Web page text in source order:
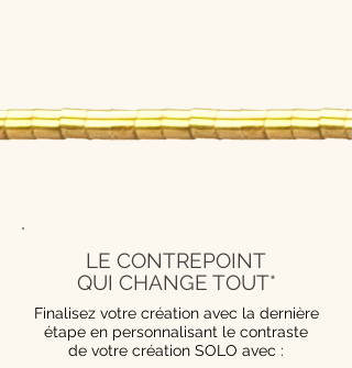
LE CONTREPOINT
QUI CHANGE TOUT*
Finalisez votre création avec la dernière
étape en personnalisant le contraste
de votre création SOLO avec :